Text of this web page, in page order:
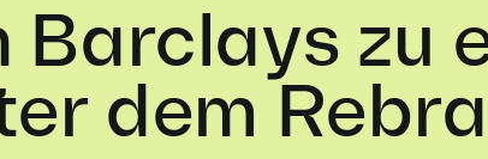
Barclays zu
dem